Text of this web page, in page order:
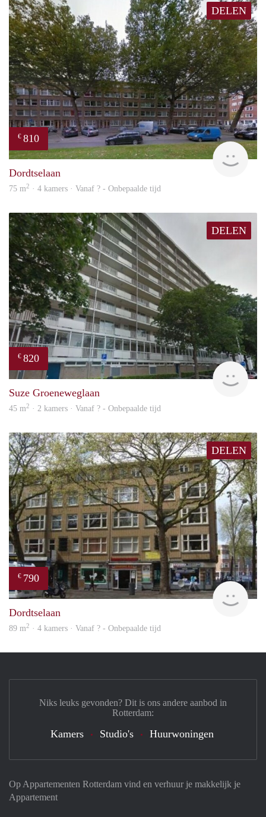
DELEN
€ 810
Dordtselaan
75 m2 · 4 kamers · Vanaf ? - Onbepaalde tijd
DELEN
€ 820
rent
Suze Groeneweglaan
45 m2 · 2 kamers · Vanaf ? - Onbepaalde tijd
DELEN
€ 790
Dordtselaan
89 m2 · 4 kamers · Vanaf ? - Onbepaalde tijd
Op Appartementen Rotterdam vind en verhuur je makkelijk je
Appartement
Niks leuks gevonden? Dit is ons andere aanbod in
Rotterdam:
Kamers Studio's Huurwoningen